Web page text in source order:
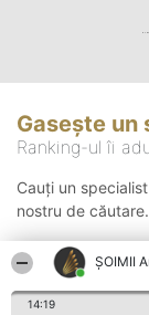
ŞOIMII
14:19
Gasește un
Ranking-ul îi
Cauți un
nostru de